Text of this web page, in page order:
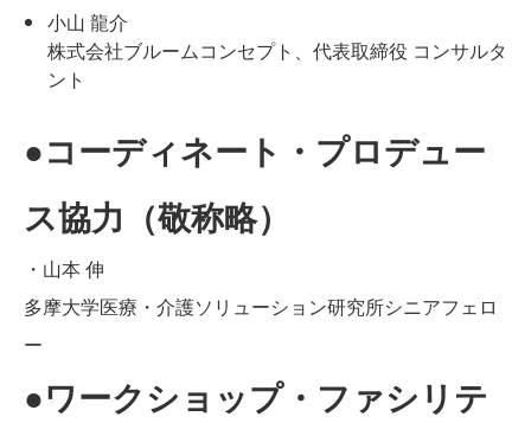
小山 龍介
株式会社ブルームコンセプト、代表取締役 コンサルタ
ント
●コーディネート・プロデュー
ス協力（敬称略）
・山本 伸
多摩大学医療・介護ソリューション研究所シニアフェロ
ー
●ワークショップ・ファシリテ